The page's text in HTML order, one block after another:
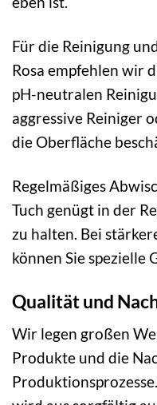
Für die Reinigung
Rosa empfehlen wir
pH-neutralen
aggressive Reiniger
die Oberfläche
Regelmäßiges
Tuch genügt in der
zu halten. Bei
können Sie spezielle
Qualität und
Wir legen großen
Produkte und die